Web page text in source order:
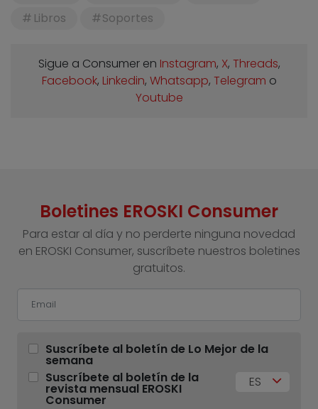
Libros
Soportes
Sigue a Consumer en Instagram, X, Threads,
Facebook, Linkedin, Whatsapp, Telegram o
Youtube
Boletines EROSKI Consumer
Para estar al día y no perderte ninguna novedad
en EROSKI Consumer, suscríbete nuestros boletines
gratuitos.
Suscríbete al boletín de Lo Mejor de la
semana
Suscríbete al boletín de la
revista mensual EROSKI
Consumer
ES